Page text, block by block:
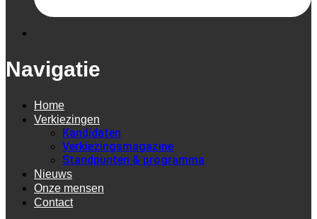
Navigatie
Home
Verkiezingen
Kandidaten
Verkiezingsmagazine
Standpunten & programma
Nieuws
Onze mensen
Contact